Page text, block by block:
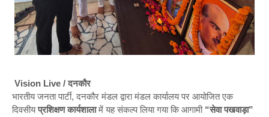
Vision Live / दनकौर
भारतीय जनता पार्टी, दनकौर मंडल द्वारा मंडल कार्यालय पर आयोजित एक
दिवसीयप्रशिक्षण कार्यशालामें यह संकल्प लिया गया कि आगामी “सेवा पखवाड़ा”